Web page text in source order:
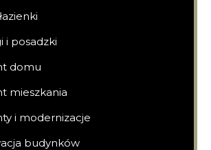
i posadzki
domu
mieszkania
i modernizacje
budynków